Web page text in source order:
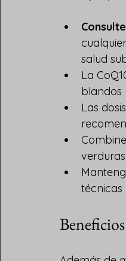
salud
La
blandos
Las
técnicas